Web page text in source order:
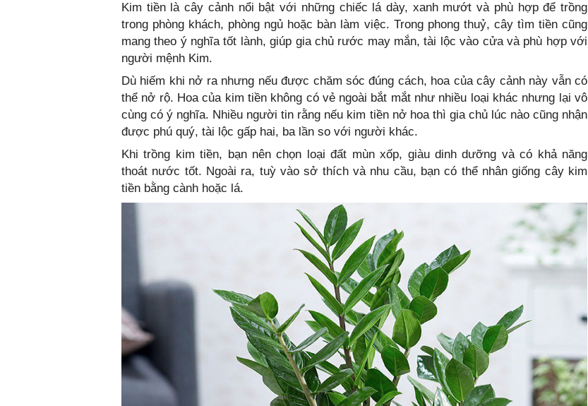
Kim tiền là cây cảnh nổi bật với những chiếc lá dày, xanh mướt và phù hợp để trồng
trong phòng khách, phòng ngủ hoặc bàn làm việc. Trong phong thuỷ, cây tìm tiền cũng
mang theo ý nghĩa tốt lành, giúp gia chủ rước may mắn, tài lộc vào cửa và phù hợp với
người mệnh Kim.
Dù hiếm khi nở ra nhưng nếu được chăm sóc đúng cách, hoa của cây cảnh này vẫn có
thể nở rộ. Hoa của kim tiền không có vẻ ngoài bắt mắt như nhiều loại khác nhưng lại vô
cùng có ý nghĩa. Nhiều người tin rằng nếu kim tiền nở hoa thì gia chủ lúc nào cũng nhận
được phú quý, tài lộc gấp hai, ba lần so với người khác.
Khi trồng kim tiền, bạn nên chọn loại đất mùn xốp, giàu dinh dưỡng và có khả năng
thoát nước tốt. Ngoài ra, tuỳ vào sở thích và nhu cầu, bạn có thể nhân giống cây kim
tiền bằng cành hoặc lá.